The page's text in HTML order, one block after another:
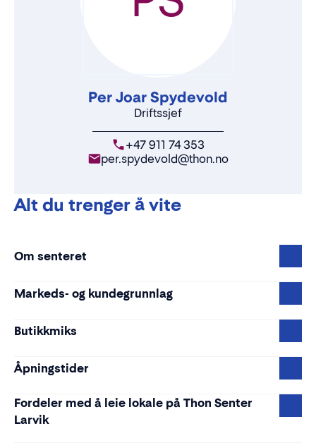
Per Joar Spydevold
Driftssjef
+47 911 74 353
per.spydevold@thon.no
Alt du trenger å vite
Om senteret
Markeds- og kundegrunnlag
Butikkmiks
Åpningstider
Fordeler med å leie lokale på Thon Senter
Larvik